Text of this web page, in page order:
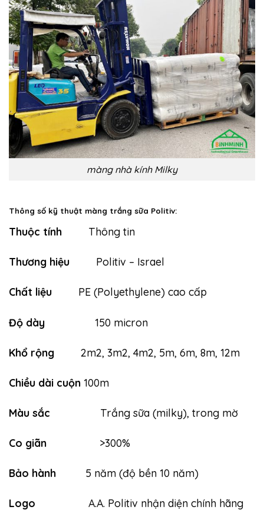
màng nhà kính Milky
Thông số kỹ thuật màng trắng sữa Politiv:
Thuộc tính Thông tin
Thương hiệu Politiv – Israel
Chất liệu PE (Polyethylene) cao cấp
Độ dày 150 micron
Khổ rộng 2m2, 3m2, 4m2, 5m, 6m, 8m, 12m
Chiều dài cuộn 100m
Màu sắc Trắng sữa (milky), trong mờ
Co giãn >300%
Bảo hành 5 năm (độ bền 10 năm)
Logo A.A. Politiv nhận diện chính hãng